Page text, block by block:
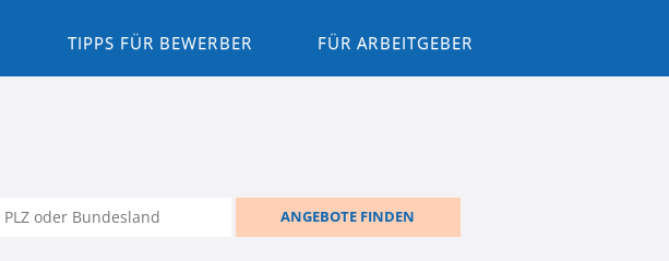
TIPPS FÜR BEWERBER FÜR ARBEITGEBER
ANGEBOTE FINDEN